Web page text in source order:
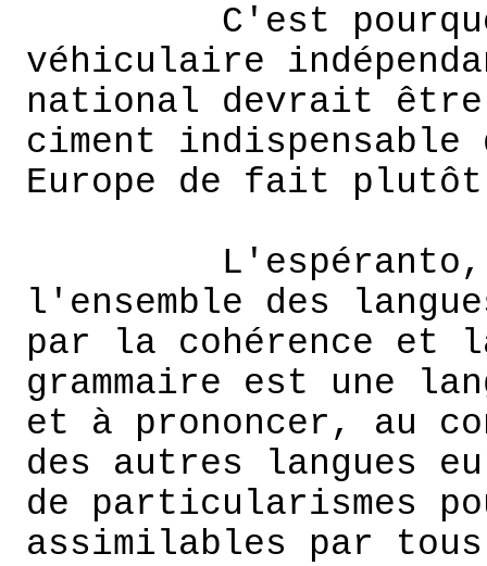
C'est
véhiculaire
national devrait
ciment
Europe de fait
l'ensemble des
par la cohérence et
grammaire est une
et à prononcer, au
des autres langues
de particularismes
assimilables par